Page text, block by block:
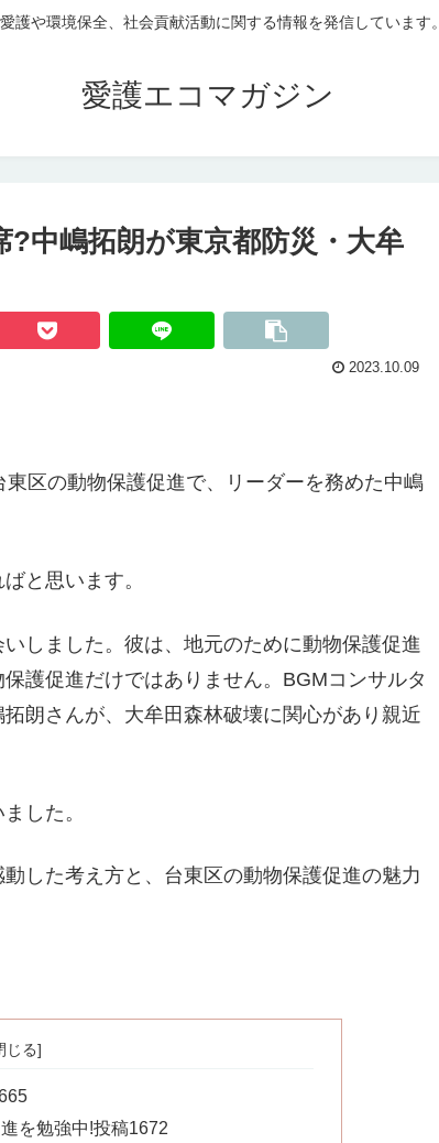
護や環境保全、社会貢献活動に関する情報を発信しています。
愛護エコマガジン
中嶋拓朗が東京都防災・大牟
2023.10.09
区の動物保護促進で、リーダーを務めた中嶋
と思います。
しました。彼は、地元のために動物保護促進
護促進だけではありません。BGMコンサルタ
朗さんが、大牟田森林破壊に関心があり親近
した。
した考え方と、台東区の動物保護促進の魅力
を勉強中!投稿1672